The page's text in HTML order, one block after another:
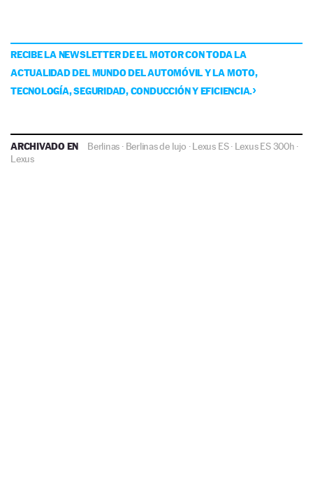
RECIBE LA NEWSLETTER DE EL MOTOR CON TODA LA
ACTUALIDAD DEL MUNDO DEL AUTOMÓVIL Y LA MOTO,
TECNOLOGÍA, SEGURIDAD, CONDUCCIÓN Y EFICIENCIA.
ARCHIVADO EN Berlinas · Berlinas de lujo ·Lexus ES· Lexus ES 300h ·
Lexus